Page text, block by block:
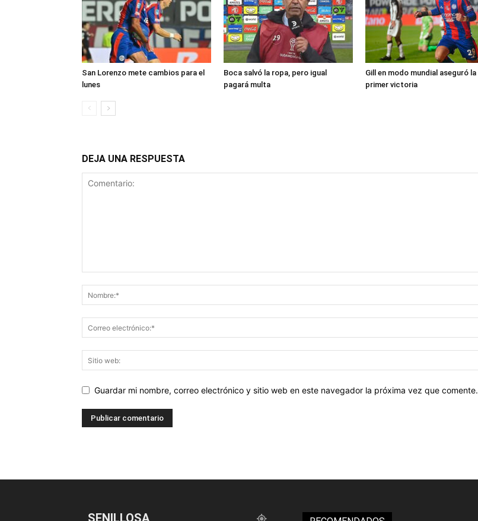
San Lorenzo mete cambios para el
lunes
Boca salvó la ropa, pero igual
pagará multa
Gill en modo mundial aseguró la
primer victoria
DEJA UNA RESPUESTA
Guardar mi nombre, correo electrónico y sitio web en este navegador la próxima vez que comente.
SENILLOSA